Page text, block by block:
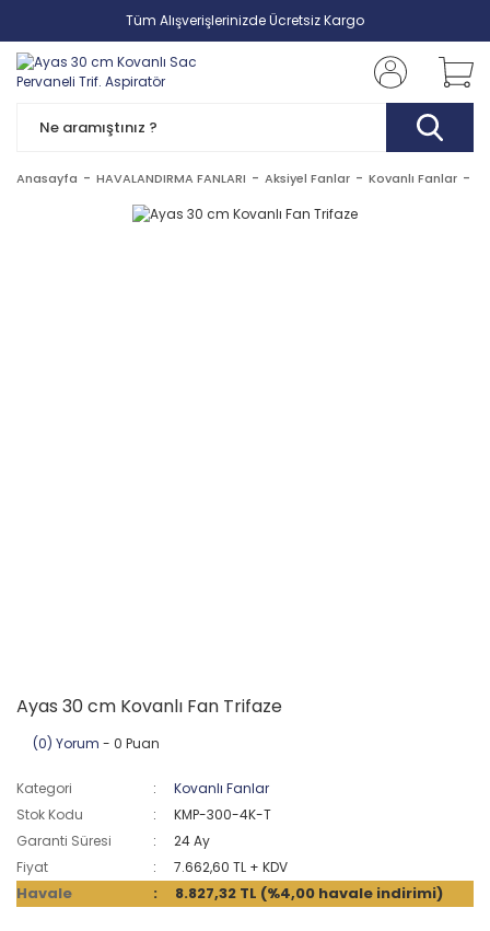
Tüm Alışverişlerinizde Ücretsiz Kargo
Anasayfa HAVALANDIRMA FANLARI Aksiyel Fanlar Kovanlı Fanlar
Ayas 30 cm Kovanlı Fan Trifaze
(0) Yorum - 0 Puan
Kategori
Kovanlı Fanlar
Stok Kodu
KMP-300-4K-T
Garanti Süresi
24 Ay
Fiyat
7.662,60 TL + KDV
Havale 8.827,32 TL (%4,00 havale indirimi)